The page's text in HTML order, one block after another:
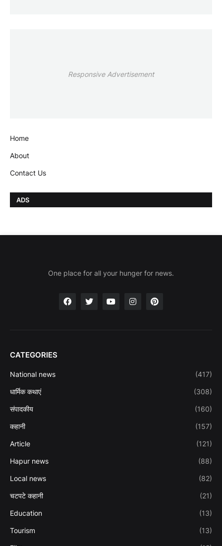
Responsive Advertisement
Home
About
Contact Us
ADS
One place for all your hunger for news.
CATEGORIES
National news (417)
धार्मिक कथाएं (308)
संपादकीय (160)
कहानी (157)
Article (121)
Hapur news (88)
Local news (82)
चटपटे कहानी (21)
Education (13)
Tourism (13)